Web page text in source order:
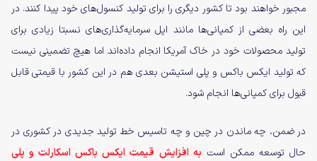
مجبور خواهند بود تا کشور دیگری را برای تولید کنسول‌های خود پیدا کنند. در
این راه بعضی از کمپانی‌ها مانند اپل سرمایه‌گذاری‌های نسبتا زیادی برای
تولید محصولات خود در خاک آمریکا انجام داده‌اند اما هیچ تضمینی نیست
که تولید ایکس باکس و پلی استیشن بعدی هم در این کشور با قیمتی قابل
قبول برای کمپانی‌ها انجام شود.
در ضمن، چه ماندن در چین و چه تاسیس خط تولید جدیدی در کشوری در
حال توسعه ممکن است به افزایش قیمت ایکس باکس اسکارلت و پلی